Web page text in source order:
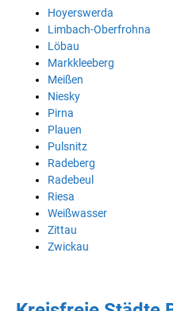
Hoyerswerda
Limbach-Oberfrohna
Löbau
Markkleeberg
Meißen
Niesky
Pirna
Plauen
Pulsnitz
Radeberg
Radebeul
Riesa
Weißwasser
Zittau
Zwickau